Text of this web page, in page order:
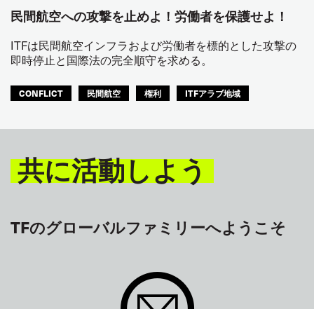
民間航空への攻撃を止めよ！労働者を保護せよ！
ITFは民間航空インフラおよび労働者を標的とした攻撃の
即時停止と国際法の完全順守を求める。
CONFLICT 民間航空 権利 ITFアラブ地域
共に活動しよう
TFのグローバルファミリーへようこそ